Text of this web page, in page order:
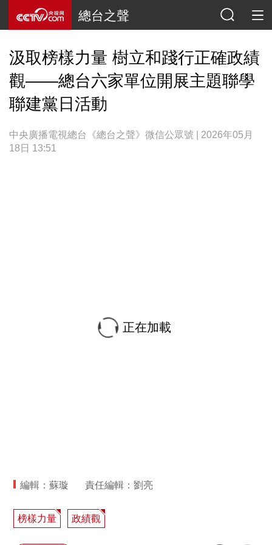
總台之聲
汲取榜樣力量 樹立和踐行正確政績
觀——總台六家單位開展主題聯學
聯建黨日活動
中央廣播電視總台《總台之聲》微信公眾號 | 2026年05月
18日 13:51
正在加載
編輯：蘇璇 責任編輯：劉亮
榜樣力量 政績觀